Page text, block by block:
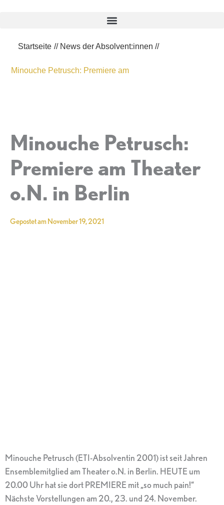
Startseite // News der Absolvent:innen //
Minouche Petrusch: Premiere am
Minouche Petrusch:
Premiere am Theater
o.N. in Berlin
Gepostet amNovember 19, 2021
Minouche Petrusch (ETI-Absolventin 2001) ist seit Jahren
Ensemblemitglied am Theater o.N. in Berlin. HEUTE um
20.00 Uhr hat sie dort PREMIERE mit „so much pain!“
Nächste Vorstellungen am 20., 23. und 24. November.